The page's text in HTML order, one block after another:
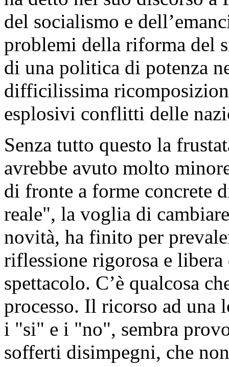
del socialismo e
problemi della riforma del
di una politica di potenza
difficilissima
esplosivi conflitti delle
Senza tutto questo la
avrebbe avuto molto
di fronte a forme concrete
reale", la voglia di
novità, ha finito per
riflessione rigorosa e
spettacolo. C’è qualcosa
processo. Il ricorso ad una
i "si" e i "no", sembra
sofferti disimpegni, che